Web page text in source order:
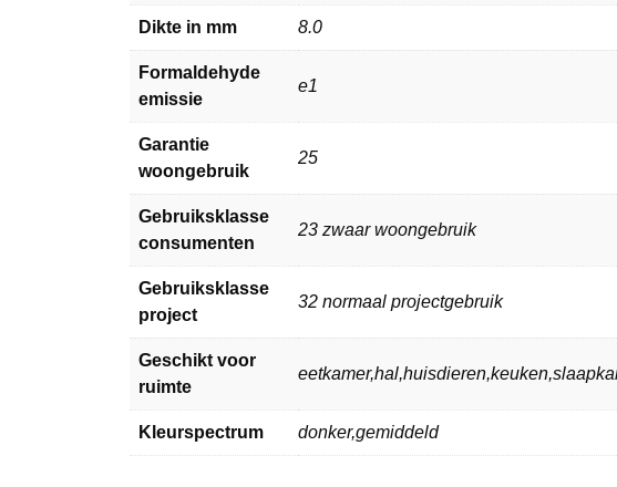
Dikte in mm 8.0
Formaldehyde
emissie
e1
Garantie
woongebruik
25
Gebruiksklasse
consumenten
23 zwaar woongebruik
Gebruiksklasse
project
32 normaal projectgebruik
Geschikt voor
ruimte
Kleurspectrum donker,gemiddeld